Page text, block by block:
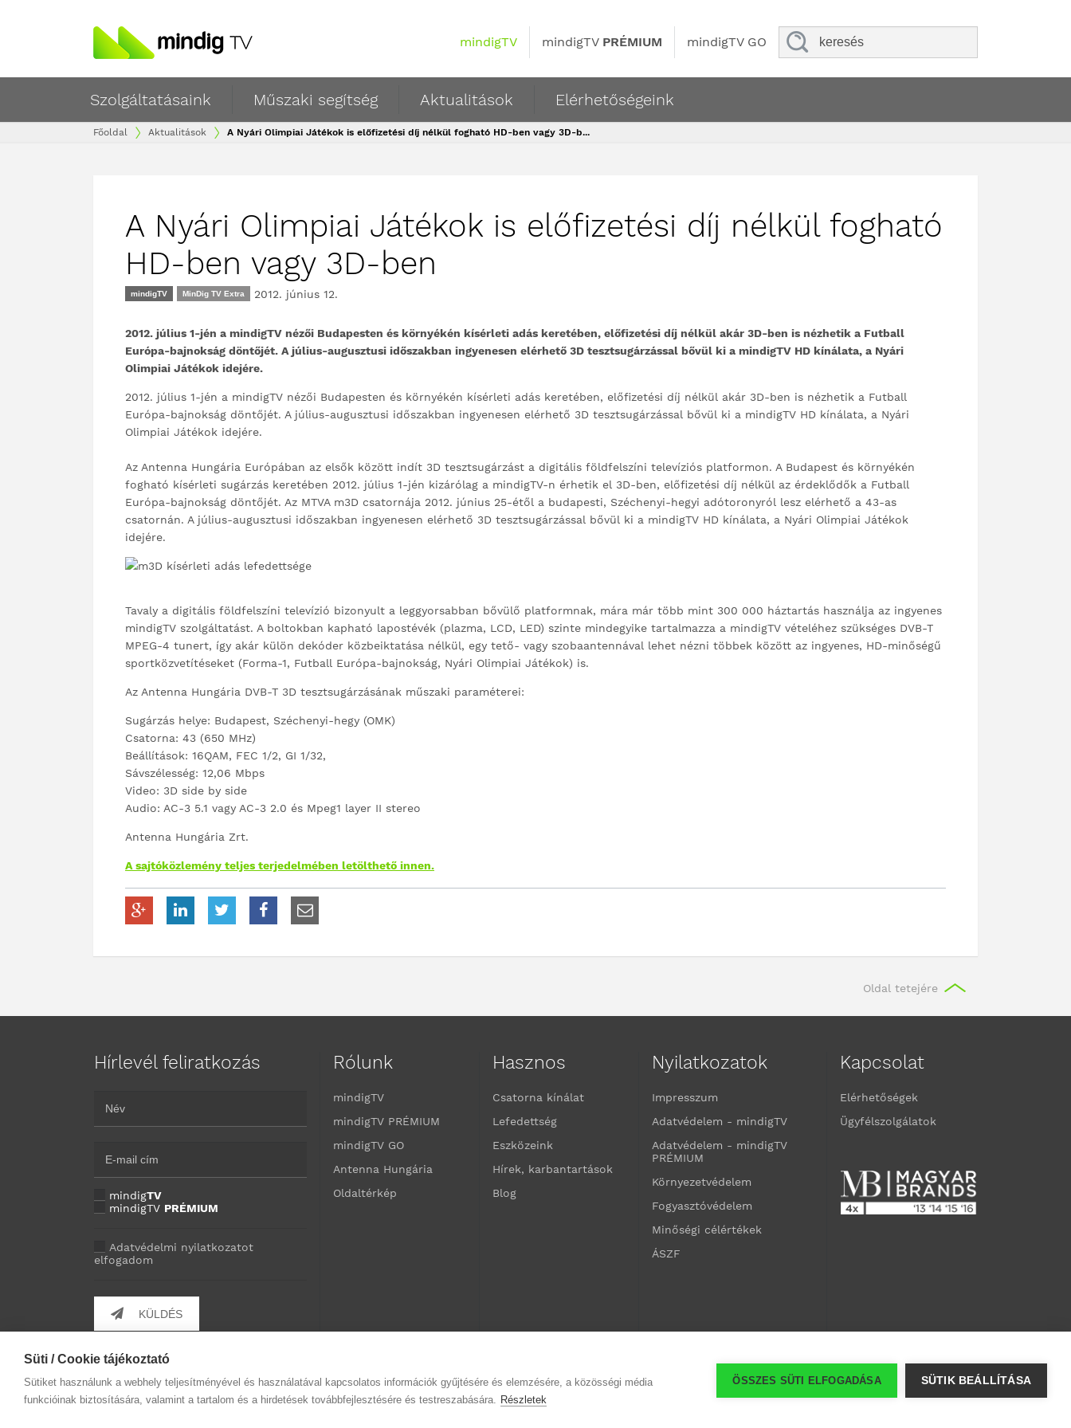
mindigTV mindigTV PRÉMIUM mindigTV GO
Szolgáltatásaink Műszaki segítség Aktualitások Elérhetőségeink
Főoldal Aktualitások A Nyári Olimpiai Játékok is előfizetési díj nélkül fogható HD-ben vagy 3D-b...
A Nyári Olimpiai Játékok is előfizetési díj nélkül fogható
HD-ben vagy 3D-ben
mindigTV MinDig TV Extra 2012. június 12.
2012. július 1-jén a mindigTV nézői Budapesten és környékén kísérleti adás keretében, előfizetési díj nélkül akár 3D-ben is nézhetik a Futball
Európa-bajnokság döntőjét. A július-augusztusi időszakban ingyenesen elérhető 3D tesztsugárzással bővül ki a mindigTV HD kínálata, a Nyári
Olimpiai Játékok idejére.
2012. július 1-jén a mindigTV nézői Budapesten és környékén kísérleti adás keretében, előfizetési díj nélkül akár 3D-ben is nézhetik a Futball
Európa-bajnokság döntőjét. A július-augusztusi időszakban ingyenesen elérhető 3D tesztsugárzással bővül ki a mindigTV HD kínálata, a Nyári
Olimpiai Játékok idejére.
Az Antenna Hungária Európában az elsők között indít 3D tesztsugárzást a digitális földfelszíni televíziós platformon. A Budapest és környékén
fogható kísérleti sugárzás keretében 2012. július 1-jén kizárólag a mindigTV-n érhetik el 3D-ben, előfizetési díj nélkül az érdeklődők a Futball
Európa-bajnokság döntőjét. Az MTVA m3D csatornája 2012. június 25-étől a budapesti, Széchenyi-hegyi adótoronyról lesz elérhető a 43-as
csatornán. A július-augusztusi időszakban ingyenesen elérhető 3D tesztsugárzással bővül ki a mindigTV HD kínálata, a Nyári Olimpiai Játékok
idejére.
Tavaly a digitális földfelszíni televízió bizonyult a leggyorsabban bővülő platformnak, mára már több mint 300 000 háztartás használja az ingyenes
mindigTV szolgáltatást. A boltokban kapható lapostévék (plazma, LCD, LED) szinte mindegyike tartalmazza a mindigTV vételéhez szükséges DVB-T
MPEG-4 tunert, így akár külön dekóder közbeiktatása nélkül, egy tető- vagy szobaantennával lehet nézni többek között az ingyenes, HD-minőségű
sportközvetítéseket (Forma-1, Futball Európa-bajnokság, Nyári Olimpiai Játékok) is.
Az Antenna Hungária DVB-T 3D tesztsugárzásának műszaki paraméterei:
Sugárzás helye: Budapest, Széchenyi-hegy (OMK)
Csatorna: 43 (650 MHz)
Beállítások: 16QAM, FEC 1/2, GI 1/32,
Sávszélesség: 12,06 Mbps
Video: 3D side by side
Audio: AC-3 5.1 vagy AC-3 2.0 és Mpeg1 layer II stereo
Antenna Hungária Zrt.
A sajtóközlemény teljes terjedelmében letölthető innen.
Oldal tetejére
Hírlevél feliratkozás
mindigTV
mindigTV PRÉMIUM
Adatvédelmi nyilatkozatot
elfogadom
KÜLDÉS
Rólunk
mindigTV
mindigTV PRÉMIUM
mindigTV GO
Antenna Hungária
Oldaltérkép
Hasznos
Csatorna kínálat
Lefedettség
Eszközeink
Hírek, karbantartások
Blog
Nyilatkozatok
Impresszum
Adatvédelem - mindigTV
Adatvédelem - mindigTV
PRÉMIUM
Környezetvédelem
Fogyasztóvédelem
Minőségi célértékek
ÁSZF
Kapcsolat
Elérhetőségek
Ügyfélszolgálatok
Süti / Cookie tájékoztató
Sütiket használunk a webhely teljesítményével és használatával kapcsolatos információk gyűjtésére és elemzésére, a közösségi média
funkcióinak biztosítására, valamint a tartalom és a hirdetések továbbfejlesztésére és testreszabására. Részletek
ÖSSZES SÜTI ELFOGADÁSA SÜTIK BEÁLLÍTÁSA